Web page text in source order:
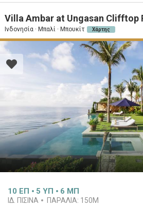
Villa Ambar at Ungasan Clifftop
Ινδονησία · Μπαλί · Μπουκίτ Χάρτης
10 ΕΠ 5 ΥΠ 6 ΜΠ
ΙΔ. ΠΙΣΊΝΑ ΠΑΡΑΛΊΑ: 150M